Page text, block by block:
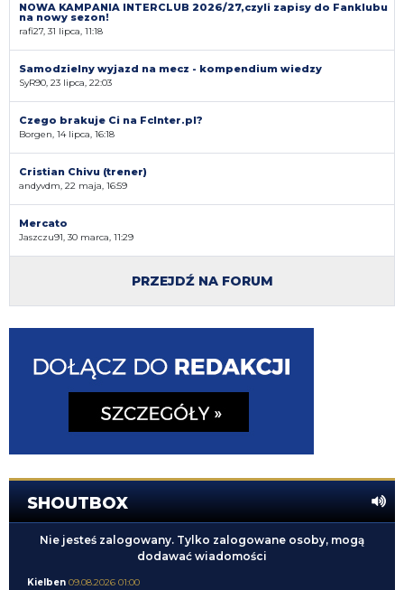
NOWA KAMPANIA INTERCLUB 2026/27,czyli zapisy do Fanklubu
na nowy sezon!
rafi27, 31 lipca, 11:18
Samodzielny wyjazd na mecz - kompendium wiedzy
SyR90, 23 lipca, 22:03
Czego brakuje Ci na FcInter.pl?
Borgen, 14 lipca, 16:18
Cristian Chivu (trener)
andyvdm, 22 maja, 16:59
Mercato
Jaszczu91, 30 marca, 11:29
PRZEJDŹ NA FORUM
SHOUTBOX
Nie jesteś zalogowany. Tylko zalogowane osoby, mogą
dodawać wiadomości
Kielben 09.08.2026 01:00